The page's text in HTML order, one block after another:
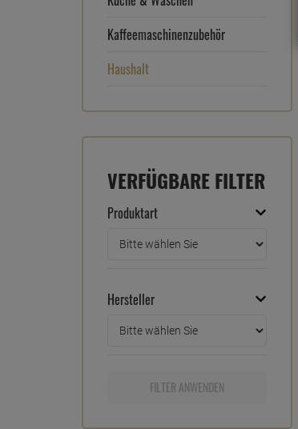
Kaffeemaschinenzubehör
Haushalt
VERFÜGBARE FILTER
Produktart
Hersteller
FILTER ANWENDEN